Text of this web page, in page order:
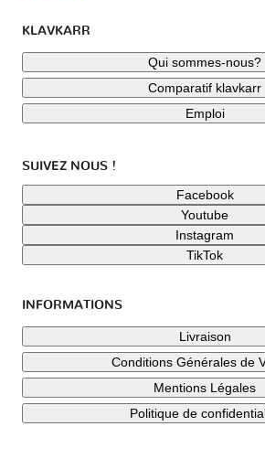
KLAVKARR
Qui sommes-nous?
Comparatif klavkarr
Emploi
SUIVEZ NOUS !
Facebook
Youtube
Instagram
TikTok
INFORMATIONS
Livraison
Conditions Générales de
Mentions Légales
Politique de